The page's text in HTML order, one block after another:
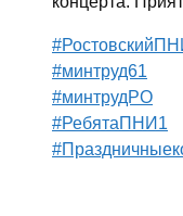
#минтруд61
#минтрудРО
#РебятаПНИ1